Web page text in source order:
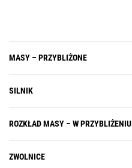
MASY – PRZYBLIŻONE
SILNIK
ROZKŁAD MASY – W PRZYBLIŻENIU
ZWOLNICE